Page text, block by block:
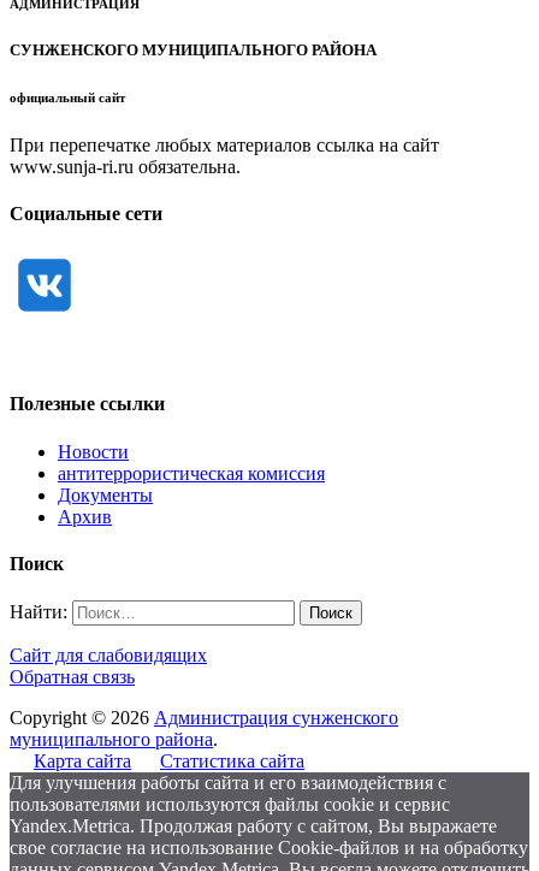
АДМИНИСТРАЦИЯ
СУНЖЕНСКОГО МУНИЦИПАЛЬНОГО РАЙОНА
официальный сайт
При перепечатке любых материалов ссылка на сайт
www.sunja-ri.ru обязательна.
Социальные сети
Полезные ссылки
Новости
антитеррористическая комиссия
Документы
Архив
Поиск
Найти:
Сайт для слабовидящих
Обратная связь
Copyright © 2026 Администрация сунженского
муниципального района.
Карта сайта
Статистика сайта
Для улучшения работы сайта и его взаимодействия с
пользователями используются файлы cookie и сервис
Yandex.Metrica. Продолжая работу с сайтом, Вы выражаете
свое согласие на использование Cookie-файлов и на обработку